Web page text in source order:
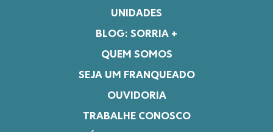
UNIDADES
BLOG: SORRIA +
QUEM SOMOS
SEJA UM FRANQUEADO
OUVIDORIA
TRABALHE CONOSCO